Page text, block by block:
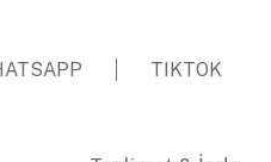
TIKTOK